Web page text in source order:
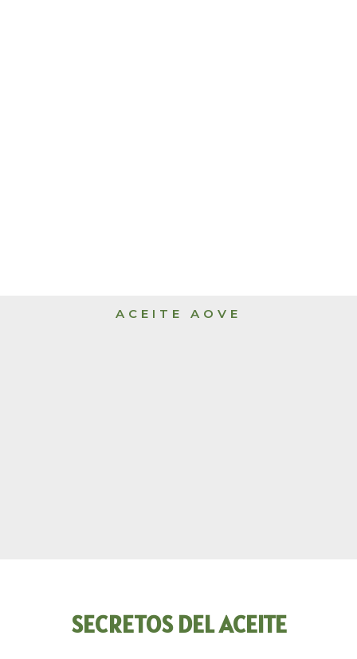
ACEITE AOVE
SECRETOS DEL ACEITE